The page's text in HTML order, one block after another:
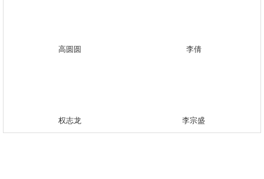
高圆圆 李倩
权志龙 李宗盛